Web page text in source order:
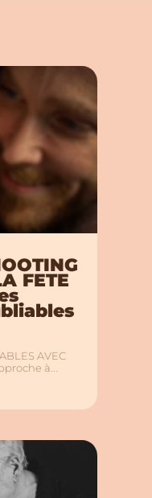
FETE
AVEC
à...